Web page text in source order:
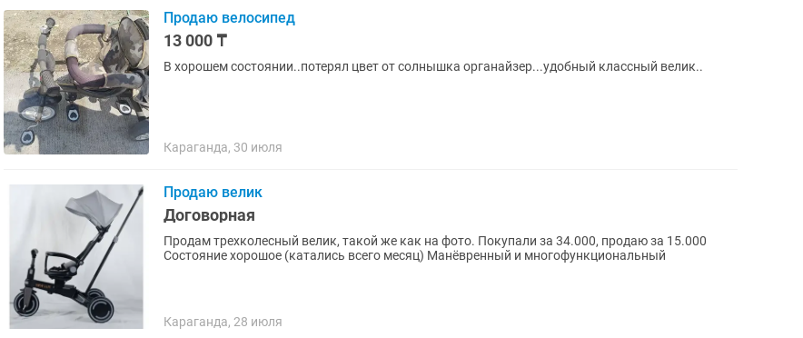
Продаю велосипед
13 000 ₸
В хорошем состоянии..потерял цвет от солнышка органайзер...удобный классный велик..
Караганда, 30 июля
Продаю велик
Договорная
Продам трехколесный велик, такой же как на фото. Покупали за 34.000, продаю за 15.000
Состояние хорошое (катались всего месяц) Манёвренный и многофункциональный
Караганда, 28 июля